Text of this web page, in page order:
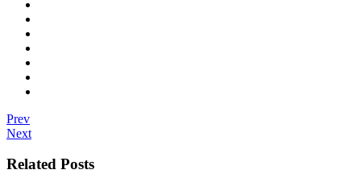
Prev
Next
Related Posts